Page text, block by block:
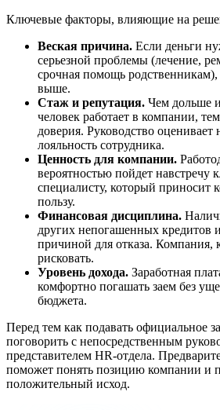
Ключевые факторы, влияющие на
Веская причина. Если деньги
серьезной проблемы (лечение,
срочная помощь
выше.
Стаж и репутация. Чем дольше
человек работает в компании,
доверия. Руководство оценивает
лояльность сотрудника.
Ценность для компании.
вероятностью пойдет навстречу
специалисту, который
пользу.
Финансовая дисциплина.
других непогашенных кредитов
причиной для отказа. Компания,
рисковать.
Уровень дохода. Заработная
комфортно погашать заем без
бюджета.
Перед тем как подавать официальное
поговорить с непосредственным
представителем HR-отдела.
поможет понять позицию компании и
положительный исход.